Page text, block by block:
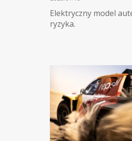
Elektryczny model
ryzyka.